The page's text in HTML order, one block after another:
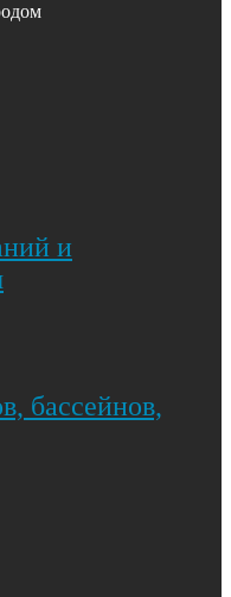
и
бассейнов,